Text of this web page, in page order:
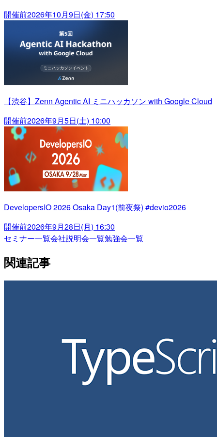
開催前2026年10月9日(金) 17:50
【渋谷】Zenn Agentic AI ミニハッカソン with Google Cloud
開催前2026年9月5日(土) 10:00
DevelopersIO 2026 Osaka Day1(前夜祭) #devio2026
開催前2026年9月28日(月) 16:30
セミナー一覧会社説明会一覧勉強会一覧
関連記事